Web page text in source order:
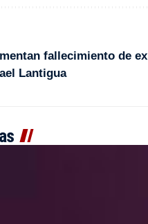
fallecimiento de ex
Lantigua